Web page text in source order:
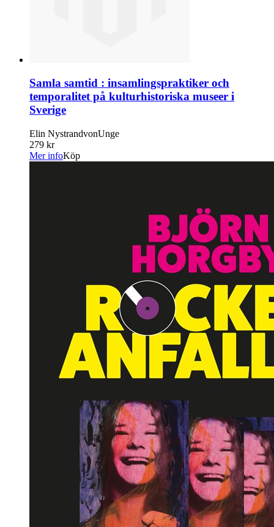
Samla samtid : insamlingspraktiker och
temporalitet på kulturhistoriska museer i
Sverige
Elin NystrandvonUnge
279 kr
Mer infoKöp